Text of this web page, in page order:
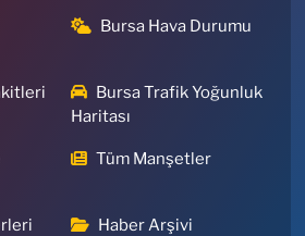
Bursa Hava Durumu
Bursa Trafik Yoğunluk
Haritası
Tüm Manşetler
Haber Arşivi